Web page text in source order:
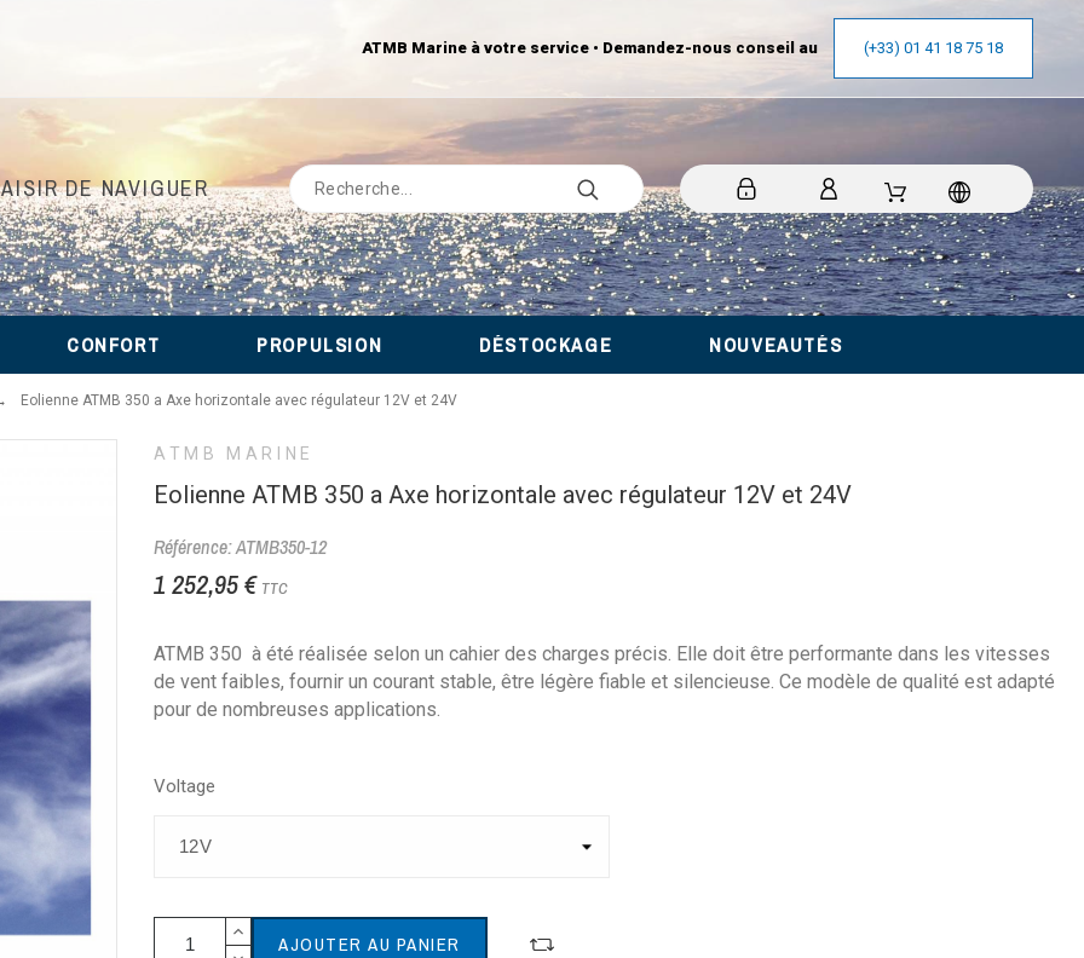
ATMB Marine à votre service • Demandez-nous conseil au (+33) 01 41 18 75 18
DE NAVIGUER
CONFORT PROPULSION DÉSTOCKAGE NOUVEAUTÉS
Eolienne ATMB 350 a Axe horizontale avec régulateur 12V et 24V
ATMB MARINE
Eolienne ATMB 350 a Axe horizontale avec régulateur 12V et 24V
Référence: ATMB350-12
1 252,95 € TTC
ATMB 350 à été réalisée selon un cahier des charges précis. Elle doit être performante dans les vitesses
de vent faibles, fournir un courant stable, être légère fiable et silencieuse. Ce modèle de qualité est adapté
pour de nombreuses applications.
Voltage
AJOUTER AU PANIER